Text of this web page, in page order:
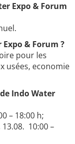
Expo & Forum
& Forum ?
pour les
usées, economie
Indo Water
– 18:00 h;
10:00 –